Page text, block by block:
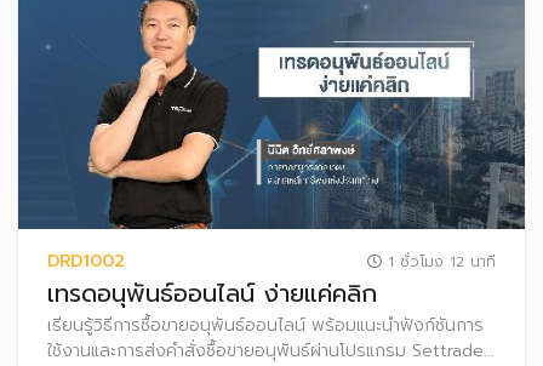
DRD1002 1 ชั่วโมง 12 นาที
เทรดอนุพันธ์ออนไลน์ ง่ายแค่คลิก
เรียนรู้วิธีการซื้อขายอนุพันธ์ออนไลน์ พร้อมแนะนำฟังก์ชันการ
ใช้งานและการส่งคำสั่งซื้อขายอนุพันธ์ผ่านโปรแกรม Settrade